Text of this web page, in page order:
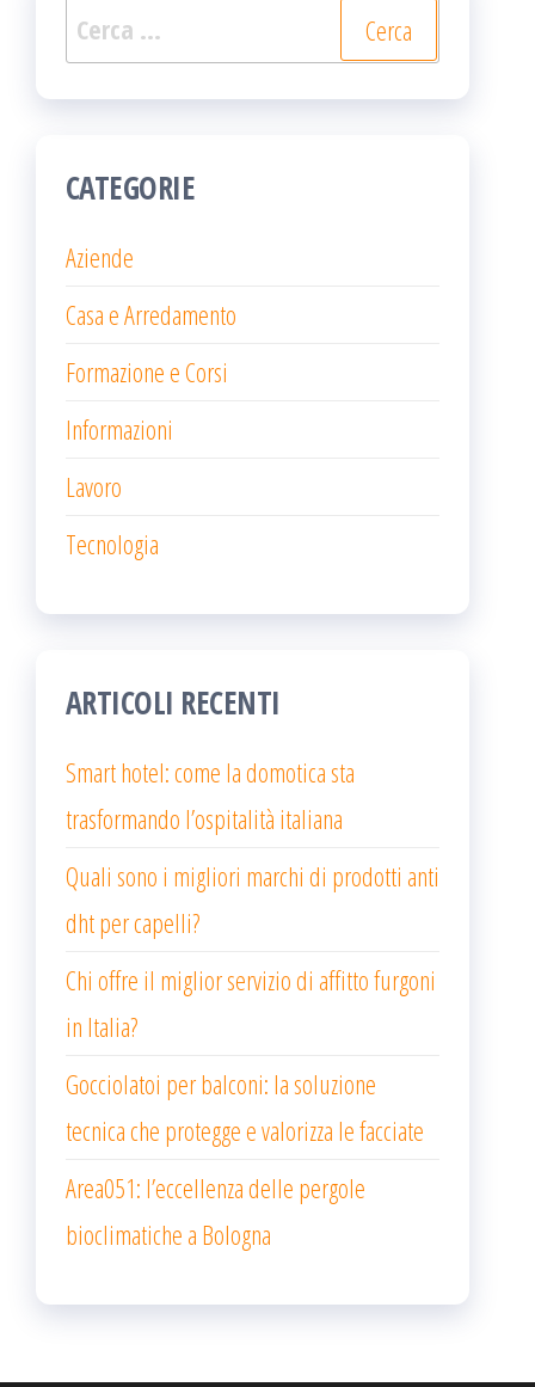
Ricerca
per:
CATEGORIE
Aziende
Casa e Arredamento
Formazione e Corsi
Informazioni
Lavoro
Tecnologia
ARTICOLI RECENTI
Smart hotel: come la domotica sta
trasformando l’ospitalità italiana
Quali sono i migliori marchi di prodotti anti
dht per capelli?
Chi offre il miglior servizio di affitto furgoni
in Italia?
Gocciolatoi per balconi: la soluzione
tecnica che protegge e valorizza le facciate
Area051: l’eccellenza delle pergole
bioclimatiche a Bologna